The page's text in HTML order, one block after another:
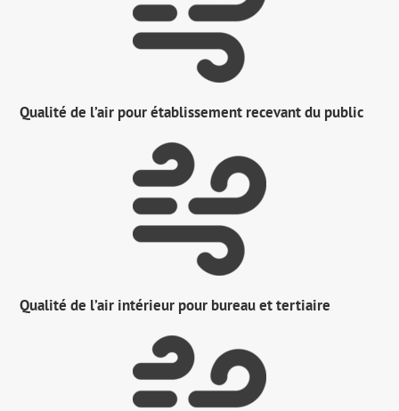
Qualité de l’air pour établissement recevant du public
Qualité de l’air intérieur pour bureau et tertiaire